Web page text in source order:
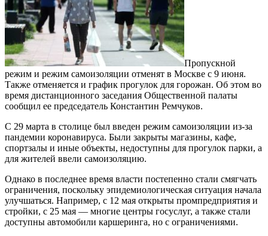
Пропускной
режим и режим самоизоляции отменят в Москве с 9 июня.
Также отменяется и график прогулок для горожан. Об этом во
время дистанционного заседания Общественной палаты
сообщил ее председатель Константин Ремчуков.
С 29 марта в столице был введен режим самоизоляции из-за
пандемии коронавируса. Были закрыты магазины, кафе,
спортзалы и иные объекты, недоступны для прогулок парки, а
для жителей ввели самоизоляцию.
Однако в последнее время власти постепенно стали смягчать
ограничения, поскольку эпидемиологическая ситуация начала
улучшаться. Например, с 12 мая открыты промпредприятия и
стройки, с 25 мая — многие центры госуслуг, а также стали
доступны автомобили каршеринга, но с ограничениями.